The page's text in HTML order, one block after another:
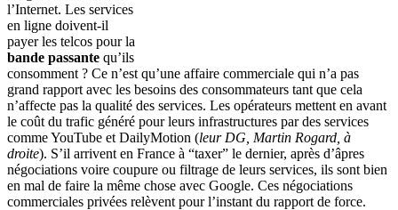
l’Internet. Les services
en ligne doivent-il
payer les telcos pour la
bande passante qu’ils
consomment ? Ce n’est qu’une affaire commerciale qui n’a pas
grand rapport avec les besoins des consommateurs tant que cela
n’affecte pas la qualité des services. Les opérateurs mettent en avant
le coût du trafic généré pour leurs infrastructures par des services
comme YouTube et DailyMotion (leur DG, Martin Rogard, à
droite). S’il arrivent en France à “taxer” le dernier, après d’âpres
négociations voire coupure ou filtrage de leurs services, ils sont bien
en mal de faire la même chose avec Google. Ces négociations
commerciales privées relèvent pour l’instant du rapport de force.